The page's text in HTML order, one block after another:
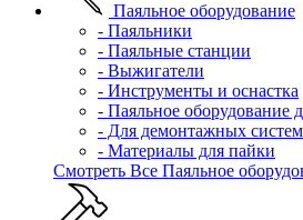
Паяльное оборудование
- Паяльники
- Паяльные станции
- Выжигатели
- Инструменты и оснастка
- Паяльное оборудование
- Для демонтажных систем
- Материалы для пайки
Смотреть Все Паяльное